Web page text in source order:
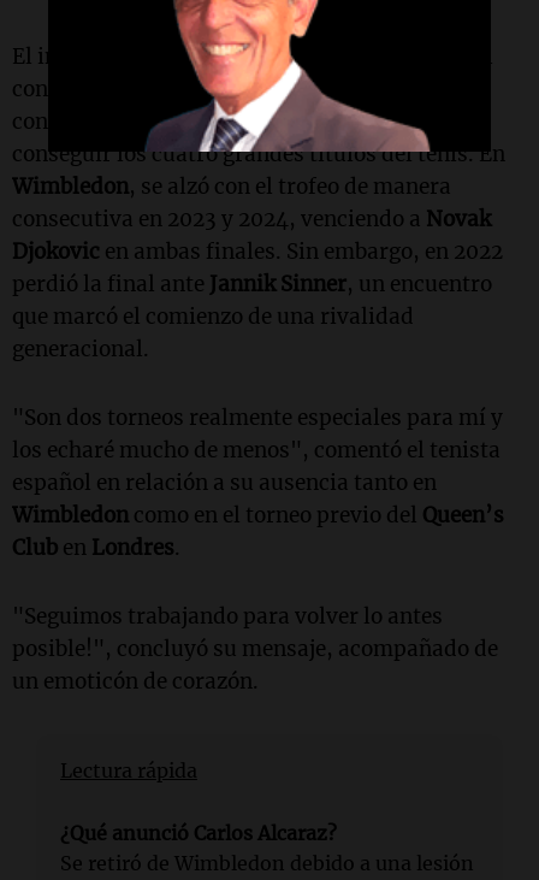
El inicio de año deCarlos Alcaraz
fue exitoso, al
consagrarse campeón delAbierto de Australia
convirtiéndose en el hombre más joven en
conseguir los cuatro grandes títulos del tenis. En
Wimbledon, se alzó con el trofeo de manera
consecutiva en 2023 y 2024, venciendo a Novak
Djokovic en ambas finales. Sin embargo, en 2022
perdió la final ante Jannik Sinner, un encuentro
que marcó el comienzo de una rivalidad
generacional.
"Son dos torneos realmente especiales para mí y
los echaré mucho de menos", comentó el tenista
español en relación a su ausencia tanto en
Wimbledon como en el torneo previo del Queen’s
Club en Londres.
"Seguimos trabajando para volver lo antes
posible!", concluyó su mensaje, acompañado de
un emoticón de corazón.
Lectura rápida
¿Qué anunció Carlos Alcaraz?
Se retiró de Wimbledon debido a una lesión